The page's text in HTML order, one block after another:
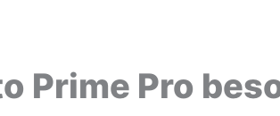
Prime Pro